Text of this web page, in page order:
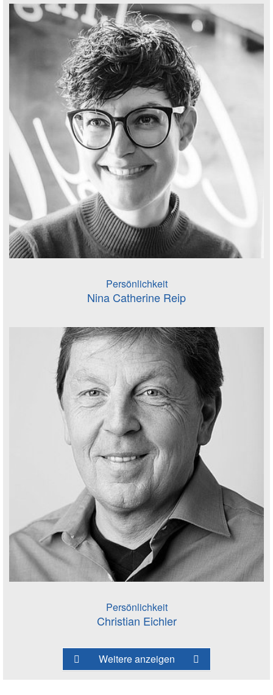
Persönlichkeit
Nina Catherine Reip
Persönlichkeit
Christian Eichler
Weitere anzeigen